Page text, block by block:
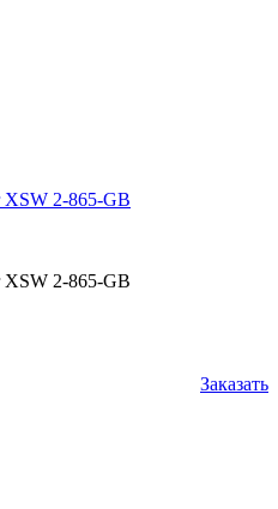
XSW 2-865-GB
XSW 2-865-GB
Заказать